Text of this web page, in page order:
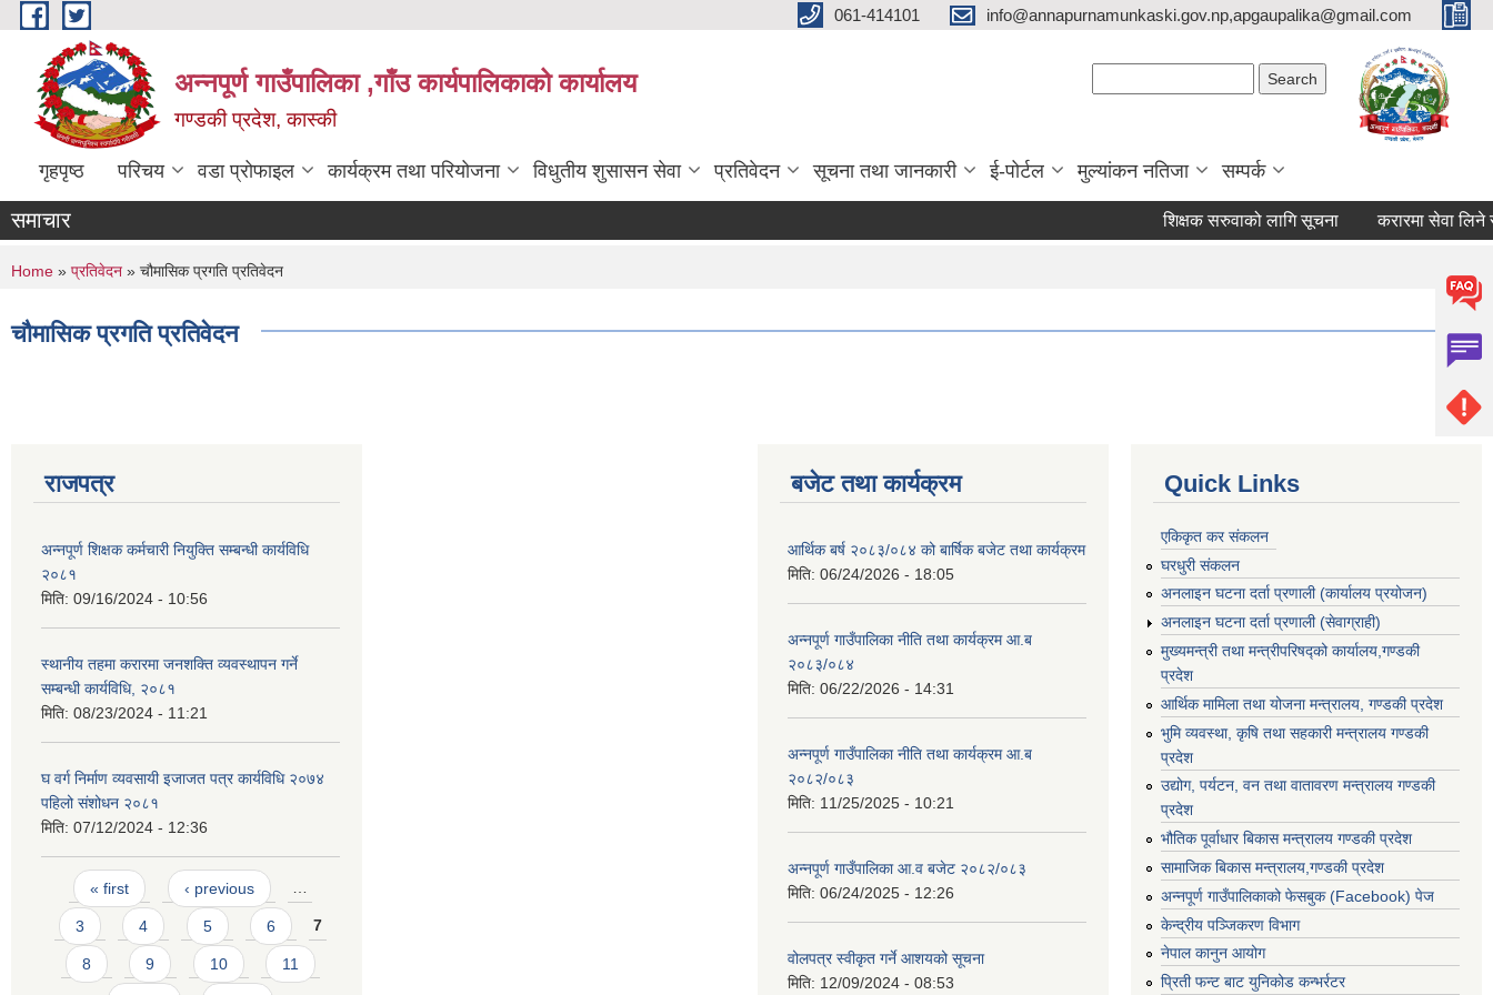
Skip to main content 061-414101 info@annapurnamunkaski.gov.np,apgaupalika@gmail.com
अन्नपूर्ण गाउँपालिका ,गाँउ कार्यपालिकाको कार्यालय
गण्डकी प्रदेश, कास्की
गृहपृष्ठ परिचय वडा प्रोफाइल कार्यक्रम तथा परियोजना विधुतीय शुसासन सेवा प्रतिवेदन सूचना तथा जानकारी ई-पोर्टल मुल्यांकन नतिजा सम्पर्क
समाचार शिक्षक सरुवाको लागि सूचना करारमा सेवा लिने
You are here
Home » प्रतिवेदन » चौमासिक प्रगति प्रतिवेदन
चौमासिक प्रगति प्रतिवेदन
राजपत्र
अन्नपूर्ण शिक्षक कर्मचारी नियुक्ति सम्बन्धी कार्यविधि
२०८१
मिति: 09/16/2024 - 10:56
स्थानीय तहमा करारमा जनशक्ति व्यवस्थापन गर्ने
सम्बन्धी कार्यविधि, २०८१
मिति: 08/23/2024 - 11:21
घ वर्ग निर्माण व्यवसायी इजाजत पत्र कार्यविधि २०७४
पहिलो संशोधन २०८१
मिति: 07/12/2024 - 12:36
Pages
« first ‹ previous …
3 4 5 6 7
8 9 10 11
बजेट तथा कार्यक्रम
आर्थिक बर्ष २०८३/०८४ को बार्षिक बजेट तथा कार्यक्रम
मिति: 06/24/2026 - 18:05
अन्नपूर्ण गाउँपालिका नीति तथा कार्यक्रम आ.ब
२०८३/०८४
मिति: 06/22/2026 - 14:31
अन्नपूर्ण गाउँपालिका नीति तथा कार्यक्रम आ.ब
२०८२/०८३
मिति: 11/25/2025 - 10:21
अन्नपूर्ण गाउँपालिका आ.व बजेट २०८२/०८३
मिति: 06/24/2025 - 12:26
वोलपत्र स्वीकृत गर्ने आशयको सूचना
मिति: 12/09/2024 - 08:53
Quick Links
एकिकृत कर संकलन
घरधुरी संकलन
अनलाइन घटना दर्ता प्रणाली (कार्यालय प्रयोजन)
अनलाइन घटना दर्ता प्रणाली (सेवाग्राही)
मुख्यमन्त्री तथा मन्त्रीपरिषद्को कार्यालय,गण्डकी
प्रदेश
आर्थिक मामिला तथा योजना मन्त्रालय, गण्डकी प्रदेश
भुमि व्यवस्था, कृषि तथा सहकारी मन्त्रालय गण्डकी
प्रदेश
उद्योग, पर्यटन, वन तथा वातावरण मन्त्रालय गण्डकी
प्रदेश
भौतिक पूर्वाधार बिकास मन्त्रालय गण्डकी प्रदेश
सामाजिक बिकास मन्त्रालय,गण्डकी प्रदेश
अन्नपूर्ण गाउँपालिकाको फेसबुक (Facebook) पेज
केन्द्रीय पञ्जिकरण विभाग
नेपाल कानुन आयोग
प्रिती फन्ट बाट युनिकोड कन्भर्रटर